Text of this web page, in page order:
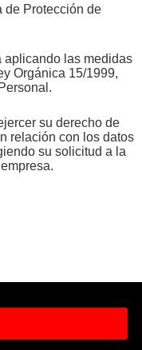
de Protección de
aplicando las medidas
Orgánica 15/1999,
su derecho de
relación con los datos
su solicitud a la